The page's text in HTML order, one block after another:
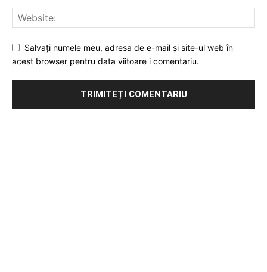
Salvați numele meu, adresa de e-mail și site-ul web în
acest browser pentru data viitoare i comentariu.